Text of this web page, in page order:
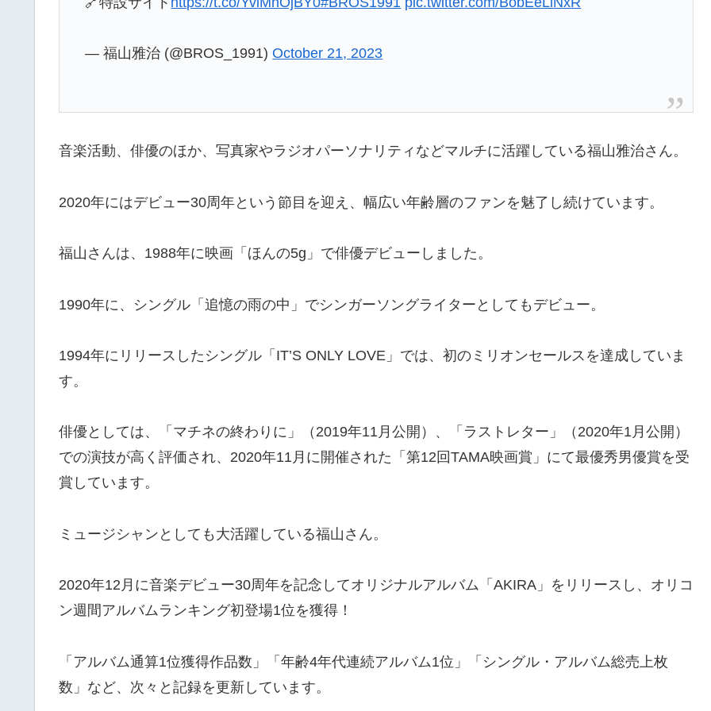
— 福山雅治 (@BROS_1991)October 21, 2023
音楽活動、俳優のほか、写真家やラジオパーソナリティなどマルチに活躍している福山雅治さん。
2020年にはデビュー30周年という節目を迎え、幅広い年齢層のファンを魅了し続けています。
福山さんは、1988年に映画「ほんの5g」で俳優デビューしました。
1990年に、シングル「追憶の雨の中」でシンガーソングライターとしてもデビュー。
1994年にリリースしたシングル「IT’S ONLY LOVE」では、初のミリオンセールスを達成していま
す。
俳優としては、「マチネの終わりに」（2019年11月公開）、「ラストレター」（2020年1月公開）
での演技が高く評価され、2020年11月に開催された「第12回TAMA映画賞」にて最優秀男優賞を受
賞しています。
ミュージシャンとしても大活躍している福山さん。
2020年12月に音楽デビュー30周年を記念してオリジナルアルバム「AKIRA」をリリースし、オリコ
ン週間アルバムランキング初登場1位を獲得！
「アルバム通算1位獲得作品数」「年齢4年代連続アルバム1位」「シングル・アルバム総売上枚
数」など、次々と記録を更新しています。